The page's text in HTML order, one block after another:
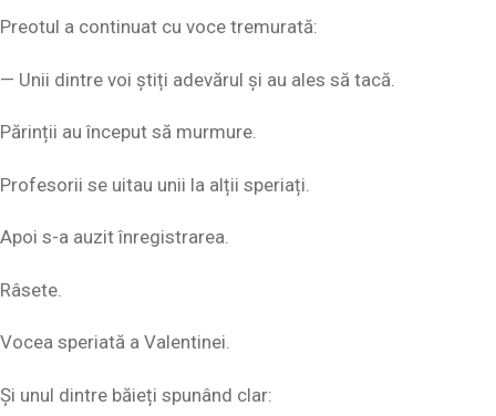
Preotul a continuat cu voce tremurată:
— Unii dintre voi știți adevărul și au ales să tacă.
Părinții au început să murmure.
Profesorii se uitau unii la alții speriați.
Apoi s-a auzit înregistrarea.
Râsete.
Vocea speriată a Valentinei.
Și unul dintre băieți spunând clar: